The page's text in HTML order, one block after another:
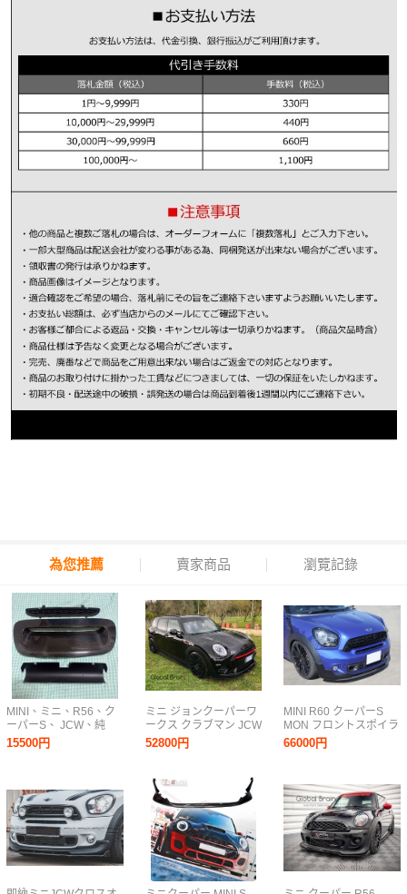
為您推薦 賣家商品 瀏覽記錄
MINI、ミニ、R56、ク
ーパーS、 JCW、純
正、カーボンエアスク
ープ、エアスクープカ
冷却
15500円
ミニ ジョンクーパーワ
ークス クラブマン JCW
F54 フロント リップ ス
ポイラー/ フロント ス
プロン ディフューザー
52800円
MINI R60 クーパーS
MON フロントスポイラ
ー FRP/カーボン
66000円